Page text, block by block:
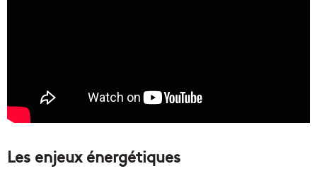
Les enjeux énergétiques